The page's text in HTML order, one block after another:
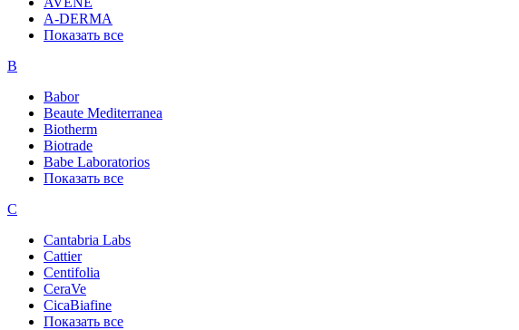
A-DERMA
Показать все
B
Babor
Beaute Mediterranea
Biotherm
Biotrade
Babe Laboratorios
Показать все
C
Cantabria Labs
Cattier
Centifolia
CeraVe
CicaBiafine
Показать все